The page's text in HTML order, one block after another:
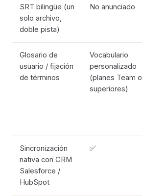
SRT bilingüe (un
solo archivo,
doble pista)
No anunciado
Glosario de
usuario / fijación
de términos
Vocabulario
personalizado
(planes Team o
superiores)
Sincronización
nativa con CRM
Salesforce /
HubSpot
✅